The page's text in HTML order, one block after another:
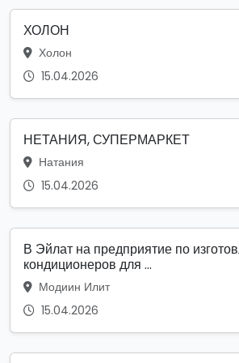
ХОЛОН
Холон
15.04.2026
НЕТАНИЯ, СУПЕРМАРКЕТ
Натания
15.04.2026
В Эйлат на предприятие по
кондиционеров для ...
Модиин Илит
15.04.2026